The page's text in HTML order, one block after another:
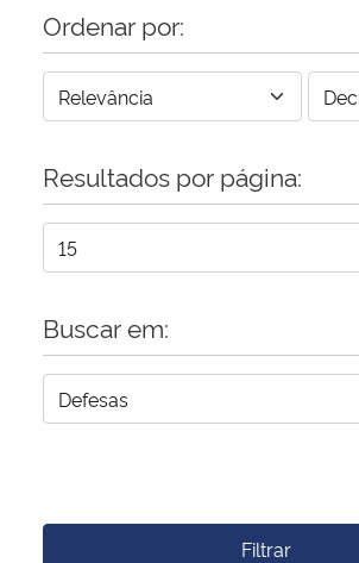
Ordenar por:
Resultados por página:
Buscar em:
Filtrar